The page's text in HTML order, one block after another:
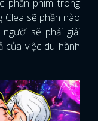
phần phim trong
Clea sẽ phần nào
sẽ phải giải
của việc du hành